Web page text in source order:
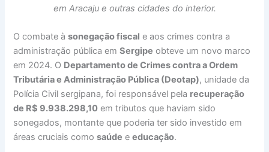
em Aracaju e outras cidades do interior.
O combate àsonegação fiscal e aos crimes contra a
administração pública emSergipe obteve um novo marco
em 2024. O Departamento de Crimes contra a Ordem
Tributária e Administração Pública (Deotap), unidade da
Polícia Civil sergipana, foi responsável pela recuperação
de R$ 9.938.298,10 em tributos que haviam sido
sonegados, montante que poderia ter sido investido em
áreas cruciais comosaúde eeducação.